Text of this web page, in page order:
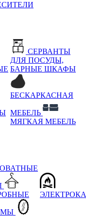
СЕРВАНТЫ
ДЛЯ ПОСУДЫ,
БАРНЫЕ ШКАФЫ
БЕСКАРКАСНАЯ
МЕБЕЛЬ
МЯГКАЯ МЕБЕЛЬ